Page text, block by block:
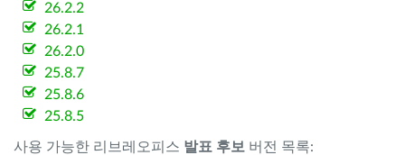
26.2.2
26.2.1
26.2.0
25.8.7
25.8.6
25.8.5
사용 가능한 리브레오피스 발표 후보 버전 목록: